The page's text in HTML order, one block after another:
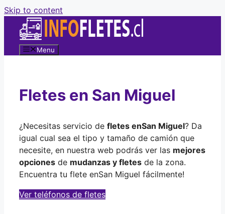
Skip to content
Menu
Fletes en San Miguel
¿Necesitas servicio de fletes enSan Miguel? Da
igual cual sea el tipo y tamaño de camión que
necesite, en nuestra web podrás ver las mejores
opciones de mudanzas y fletes de la zona.
Encuentra tu flete enSan Miguel fácilmente!
Ver teléfonos de fletes